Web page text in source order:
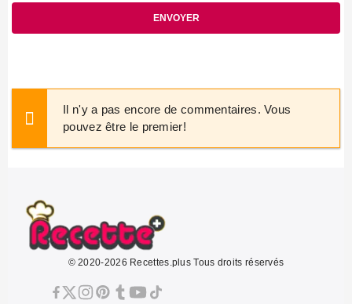
ENVOYER
Il n'y a pas encore de commentaires. Vous
pouvez être le premier!
© 2020-2026 Recettes.plus Tous droits réservés